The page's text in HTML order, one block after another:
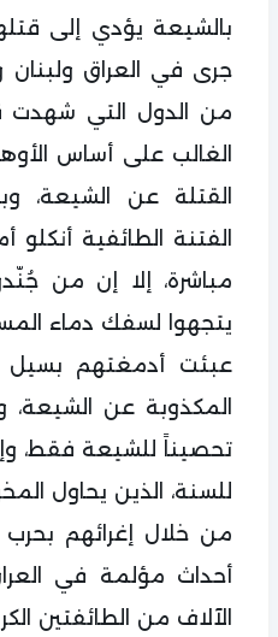
بالشيعة يؤدي إلى
جرى في العراق ولبنان
من الدول التي شهدت
الغالب على أساس
القتلة عن الشيعة،
الفتنة الطائفية
مباشرة، إلا إن من
يتجهوا لسفك دماء
عبئت أدمغتهم بسيل
المكذوبة عن الشيعة،
تحصيناً للشيعة فقط،
للسنة، الذين يحاول
من خلال إغرائهم
أحداث مؤلمة في
الآلاف من الطائفتين